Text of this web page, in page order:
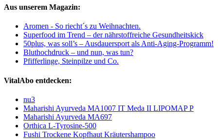
Aus unserem Magazin:
Aromen - So riecht´s zu Weihnachten.
Superfood im Trend – der nährstoffreiche Gesundheitskick
50plus, was soll’s – Ausdauersport als Anti-Aging-Programm!
Bluthochdruck – und nun, was tun?
Pfifferlinge, Steinpilze und Co.
VitalAbo entdecken:
nu3
Maharishi Ayurveda MA1007 IT Meda II LIPOMAP P
Maharishi Ayurveda MA697
Orthica L-Tyrosine-500
Fushi Trockene Kopfhaut Kräutershampoo